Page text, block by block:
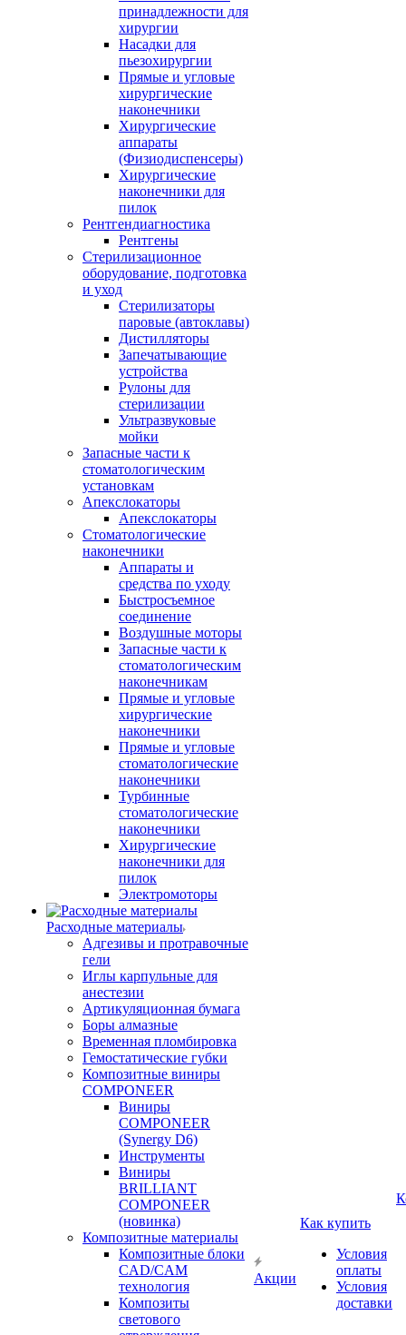
принадлежности для
хирургии
Насадки для
пьезохирургии
Прямые и угловые
хирургические
наконечники
Хирургические
аппараты
(Физиодиспенсеры)
Хирургические
наконечники для
пилок
Рентгендиагностика
Рентгены
Стерилизационное
оборудование, подготовка
и уход
Стерилизаторы
паровые (автоклавы)
Дистилляторы
Запечатывающие
устройства
Рулоны для
стерилизации
Ультразвуковые
мойки
Запасные части к
стоматологическим
установкам
Апекслокаторы
Апекслокаторы
Стоматологические
наконечники
Аппараты и
средства по уходу
Быстросъемное
соединение
Воздушные моторы
Запасные части к
стоматологическим
наконечникам
Прямые и угловые
хирургические
наконечники
Прямые и угловые
стоматологические
наконечники
Турбинные
стоматологические
наконечники
Хирургические
наконечники для
пилок
Электромоторы
Расходные материалы
Адгезивы и протравочные
гели
Иглы карпульные для
анестезии
Артикуляционная бумага
Боры алмазные
Временная пломбировка
Гемостатические губки
Композитные виниры
COMPONEER
Виниры
COMPONEER
(Synergy D6)
Инструменты
Виниры
BRILLIANT
COMPONEER
(новинка)
Композитные материалы
Композитные блоки
CAD/СAM
технология
Композиты
светового
Акции
Как купить
Условия
оплаты
Условия
доставки